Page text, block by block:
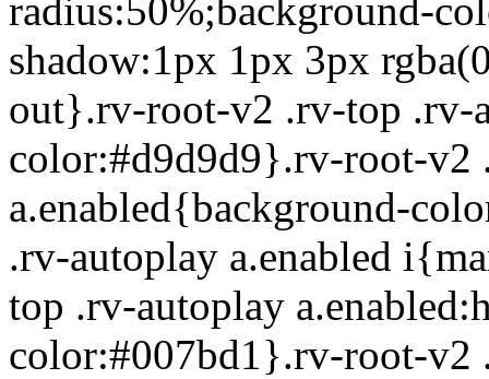
radius:50%;background-
shadow:1px 1px 3px
out}.rv-root-v2 .rv-top .rv-
color:#d9d9d9}.rv-root-v2
a.enabled{background-
.rv-autoplay a.enabled
top .rv-autoplay
color:#007bd1}.rv-root-v2